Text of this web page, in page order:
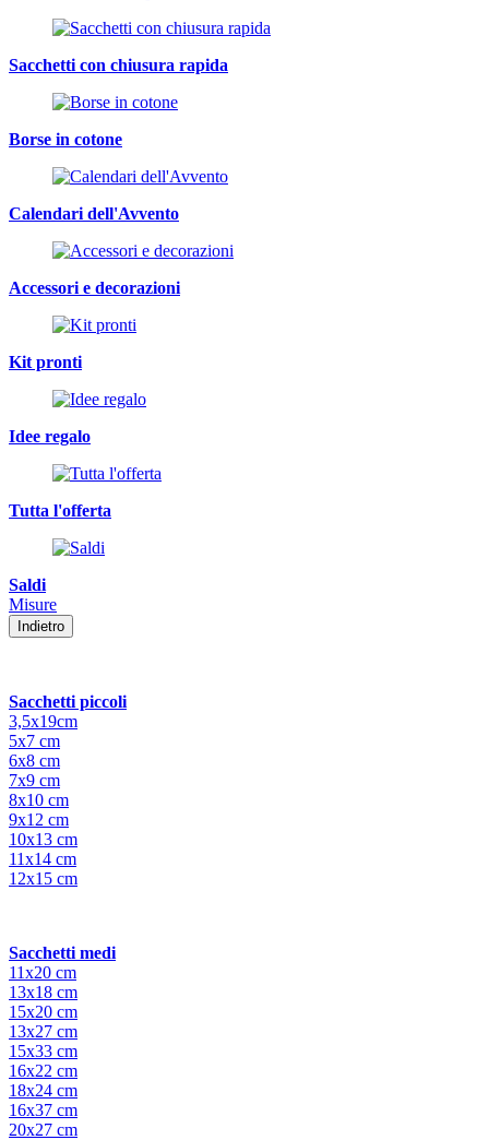
Sacchetti con chiusura rapida
Borse in cotone
Calendari dell'Avvento
Accessori e decorazioni
Kit pronti
Idee regalo
Tutta l'offerta
Saldi
Misure
Indietro
Sacchetti piccoli
3,5x19cm
5x7 cm
6x8 cm
7x9 cm
8x10 cm
9x12 cm
10x13 cm
11x14 cm
12x15 cm
Sacchetti medi
11x20 cm
13x18 cm
15x20 cm
13x27 cm
15x33 cm
16x22 cm
18x24 cm
16x37 cm
20x27 cm